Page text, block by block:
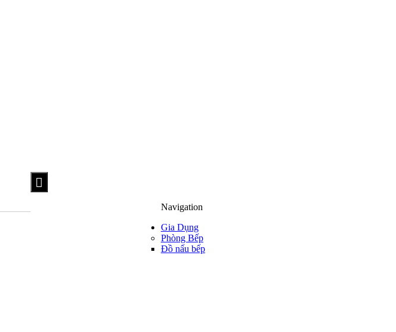
Navigation
Gia Dụng
Phòng Bếp
Đồ nấu bếp